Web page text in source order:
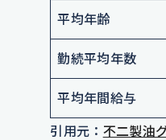
平均年齢
勤続平均年数
平均年間給与
引用元： 不二製油